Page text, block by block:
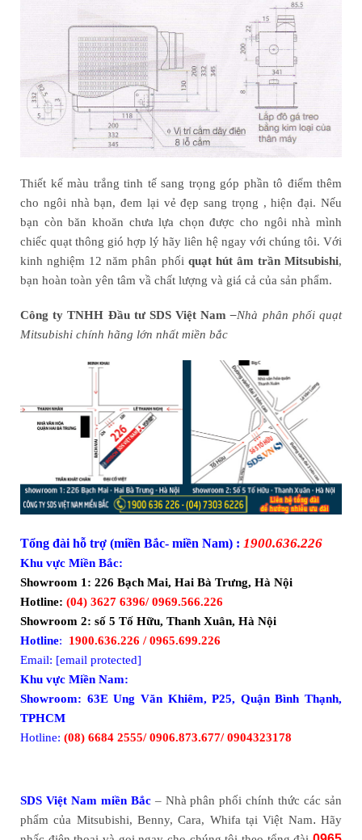
Thiết kế màu trắng tinh tế sang trọng góp phần tô điểm thêm
cho ngôi nhà bạn, đem lại vẻ đẹp sang trọng , hiện đại. Nếu
bạn còn băn khoăn chưa lựa chọn được cho ngôi nhà mình
chiếc quạt thông gió hợp lý hãy liên hệ ngay với chúng tôi. Với
kinh nghiệm 12 năm phân phối quạt hút âm trần Mitsubishi,
bạn hoàn toàn yên tâm vầ chất lượng và giá cả của sản phẩm.
Công ty TNHH Đầu tư SDS Việt Nam –Nhà phân phối quạt
Mitsubishi chính hãng lớn nhất miền bắc
Tổng đài hỗ trợ (miền Bắc- miền Nam) : 1900.636.226
Khu vực Miền Bắc:
Showroom 1: 226 Bạch Mai, Hai Bà Trưng, Hà Nội
Hotline: (04) 3627 6396/ 0969.566.226
Showroom 2: số 5 Tố Hữu, Thanh Xuân, Hà Nội
Hotline:
1900.636.226 / 0965.699.226
Email: [email protected]
Khu vực Miền Nam:
Showroom: 63E Ung Văn Khiêm, P25, Quận Bình Thạnh,
TPHCM
Hotline: (08) 6684 2555/0906.873.677/0904323178
SDS Việt Nam miền Bắc – Nhà phân phối chính thức các sản
phẩm của Mitsubishi, Benny, Cara, Whifa tại Việt Nam.Hãy